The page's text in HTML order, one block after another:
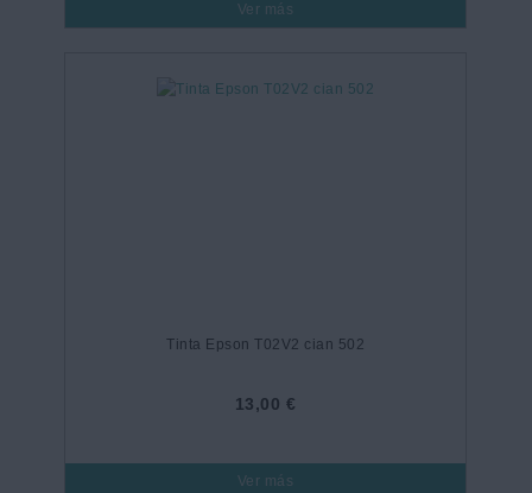
Ver más
Tinta Epson T02V2 cian 502
13,00 €
Ver más